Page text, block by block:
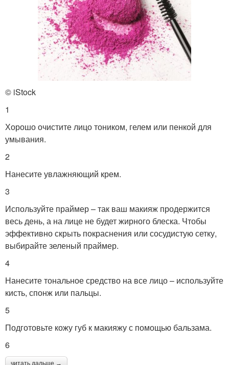
© iStock
1
Хорошо очистите лицо тоником, гелем или пенкой для
умывания.
2
Нанесите увлажняющий крем.
3
Используйте праймер – так ваш макияж продержится
весь день, а на лице не будет жирного блеска. Чтобы
эффективно скрыть покраснения или сосудистую сетку,
выбирайте зеленый праймер.
4
Нанесите тональное средство на все лицо – используйте
кисть, спонж или пальцы.
5
Подготовьте кожу губ к макияжу с помощью бальзама.
6
читать дальше →